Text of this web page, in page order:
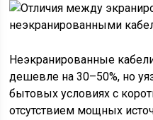
Неэкранированные
дешевле на 30–50%, но
бытовых условиях с
отсутствием мощных